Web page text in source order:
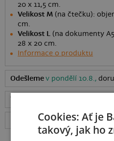
20 x 11,5 cm.
Velikost M (na čtečku):
cm.
Velikost L (na dokumenty
28 x 20 cm.
Informace o produktu
Odešlemev pondělí 10.8.,
Hodnocení:4.97 (
Cookies: Ať je
takový, jak ho